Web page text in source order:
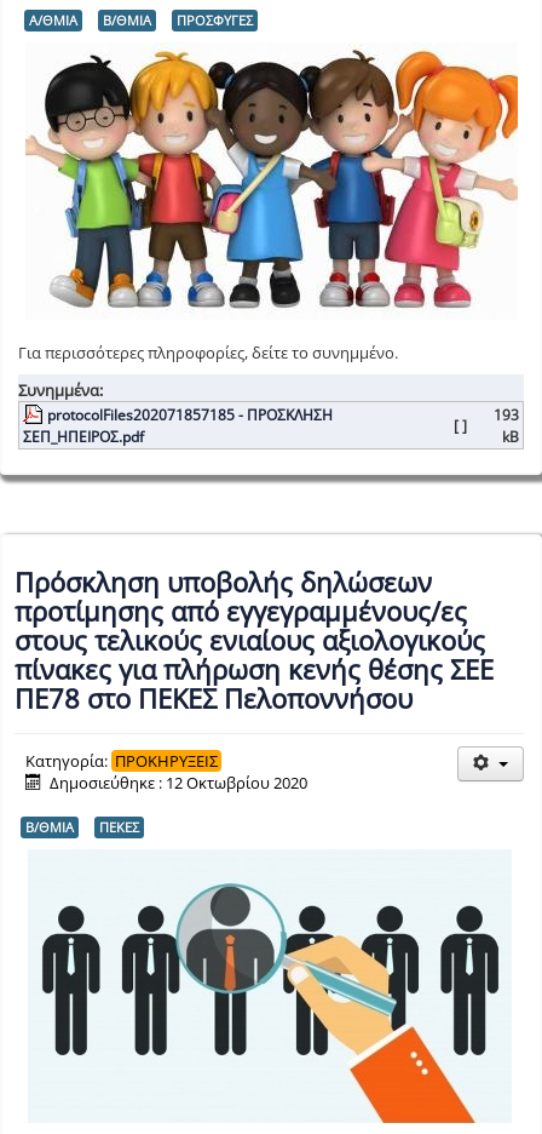
Α/ΘΜΙΑ Β/ΘΜΙΑ ΠΡΟΣΦΥΓΕΣ
Για περισσότερες πληροφορίες, δείτε το συνημμένο.
Συνημμένα:
protocolFiles202071857185 - ΠΡΟΣΚΛΗΣΗ
ΣΕΠ_ΗΠΕΙΡΟΣ.pdf
[ ]
193
kB
Πρόσκληση υποβολής δηλώσεων
προτίμησης από εγγεγραμμένους/ες
στους τελικούς ενιαίους αξιολογικούς
πίνακες για πλήρωση κενής θέσης ΣΕΕ
ΠΕ78 στο ΠΕΚΕΣ Πελοποννήσου
Κατηγορία: ΠΡΟΚΗΡΥΞΕΙΣ
Δημοσιεύθηκε : 12 Οκτωβρίου 2020
Β/ΘΜΙΑ ΠΕΚΕΣ